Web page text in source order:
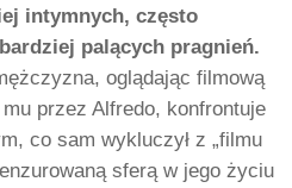
intymnych, często
palących pragnień.
oglądając filmową
przez Alfredo, konfrontuje
co sam wykluczył z „filmu
sferą w jego życiu